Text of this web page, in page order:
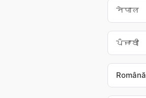
नेपाल
ਪੰਜਾਬੀ
Română